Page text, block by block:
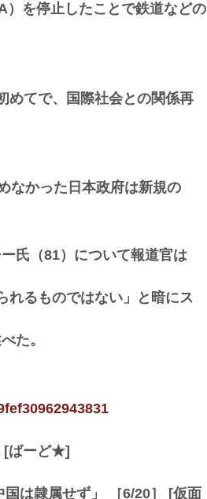
）を停止したことで鉄道などの
めてで、国際社会との関係再
なかった日本政府は新規の
氏（81）について報道官は
れるものではない」と暗にス
た。
[ばーど★]
は隷属せず」 ［6/20］ [仮面